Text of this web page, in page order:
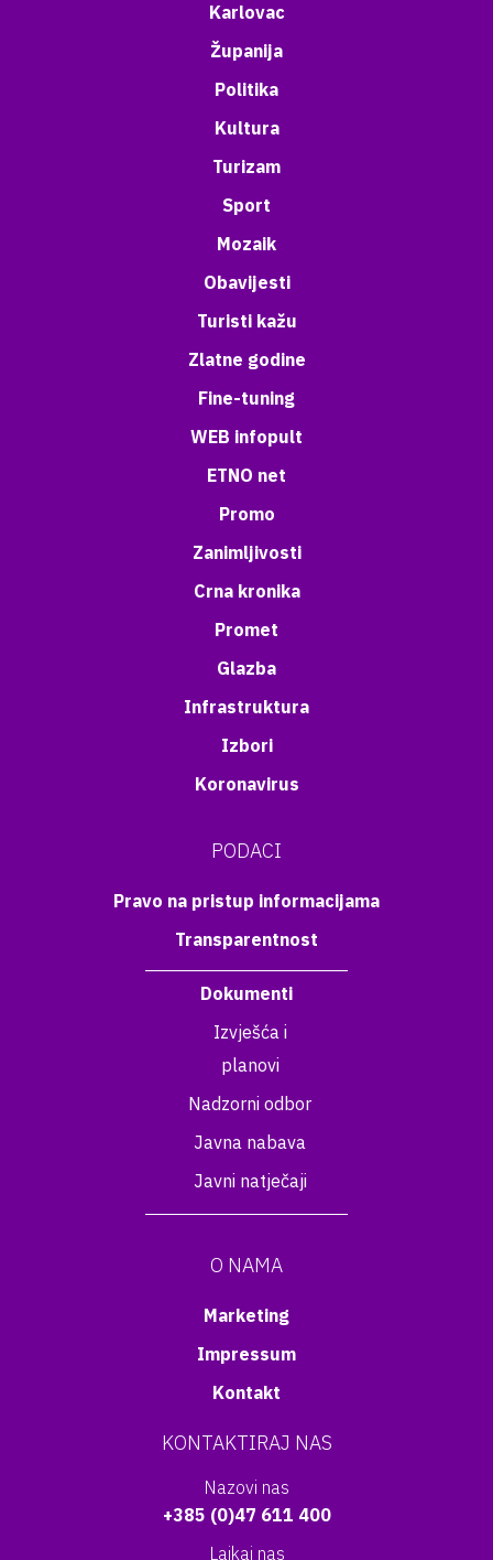
Karlovac
Županija
Politika
Kultura
Turizam
Sport
Mozaik
Obavijesti
Turisti kažu
Zlatne godine
Fine-tuning
WEB infopult
ETNO net
Promo
Zanimljivosti
Crna kronika
Promet
Glazba
Infrastruktura
Izbori
Koronavirus
PODACI
Pravo na pristup informacijama
Transparentnost
Dokumenti
Izvješća i
planovi
Nadzorni odbor
Javna nabava
Javni natječaji
O NAMA
Marketing
Impressum
Kontakt
KONTAKTIRAJ NAS
Nazovi nas
+385 (0)47 611 400
Lajkaj nas